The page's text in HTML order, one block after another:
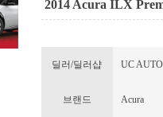
2014 Acura ILX
딜러/딜러샵 UC AUTO
브랜드 Acura